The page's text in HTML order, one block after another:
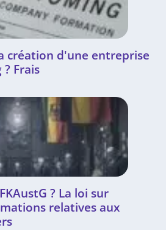
création d'une entreprise
Frais
? La loi sur
relatives aux